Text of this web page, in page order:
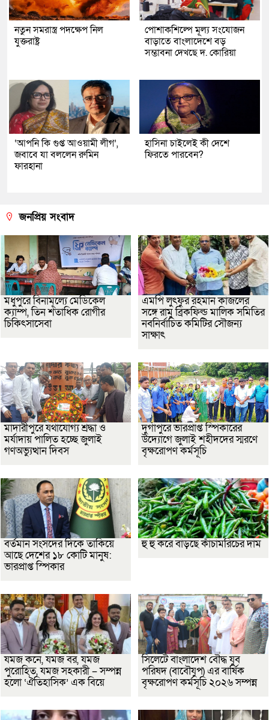
নতুন সমরাস্ত্র পদক্ষেপ নিল
যুক্তরাষ্ট্র
পোশাকশিল্পে মূল্য সংযোজন
বাড়াতে বাংলাদেশে বড়
সম্ভাবনা দেখছে দ. কোরিয়া
‘আপনি কি গুপ্ত আওয়ামী লীগ’,
জবাবে যা বললেন রুমিন
ফারহানা
হাসিনা চাইলেই কী দেশে
ফিরতে পারবেন?
জনপ্রিয় সংবাদ
মধুপুরে বিনামূল্যে মেডিকেল
ক্যাম্প, তিন শতাধিক রোগীর
চিকিৎসাসেবা
এমপি লুৎফুর রহমান কাজলের
সঙ্গে রামু ব্রিকফিল্ড মালিক সমিতির
নবনির্বাচিত কমিটির সৌজন্য
সাক্ষাৎ
মাদারীপুরে যথাযোগ্য শ্রদ্ধা ও
মর্যাদায় পালিত হচ্ছে জুলাই
গণঅভ্যুত্থান দিবস
দুর্গাপুরে ভারপ্রাপ্ত স্পিকারের
উদ্যোগে জুলাই শহীদদের স্মরণে
বৃক্ষরোপণ কর্মসূচি
বর্তমান সংসদের দিকে তাকিয়ে
আছে দেশের ১৮ কোটি মানুষ:
ভারপ্রাপ্ত স্পিকার
হু হু করে বাড়ছে কাঁচামরিচের দাম
যমজ কনে, যমজ বর, যমজ
পুরোহিত, যমজ সহকারী – সম্পন্ন
হলো ‘ঐতিহাসিক’ এক বিয়ে
সিলেটে বাংলাদেশ বৌদ্ধ যুব
পরিষদ (বাবৌযুপ) এর বার্ষিক
বৃক্ষরোপণ কর্মসূচি ২০২৬ সম্পন্ন